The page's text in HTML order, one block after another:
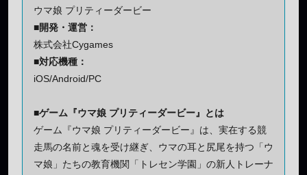
ウマ娘 プリティーダービー
■開発・運営：
株式会社Cygames
■対応機種：
iOS/Android/PC
■ゲーム『ウマ娘 プリティーダービー』とは
ゲーム『ウマ娘 プリティーダービー』は、実在する競
走馬の名前と魂を受け継ぎ、ウマの耳と尻尾を持つ「ウ
マ娘」たちの教育機関「トレセン学園」の新人トレーナ